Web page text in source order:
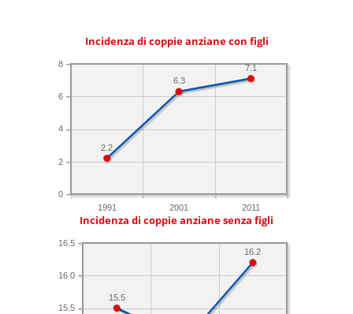
Incidenza di coppie anziane con figli
1991 2001 2011
0
2
4
6
8
7.1
6.3
2.2
Incidenza di coppie anziane senza figli
15.5
16.0
16.5
16.2
15.5